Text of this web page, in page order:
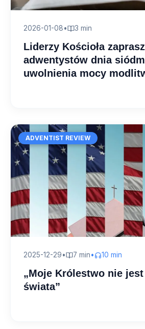
2026-01-08• 3 min
Liderzy Kościoła
adwentystów dnia
uwolnienia mocy
ADVENTIST REVIEW
2025-12-29• 7 min• 10 min
„Moje Królestwo nie
świata”